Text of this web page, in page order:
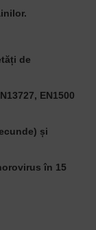
de
EN1500
și
în 15